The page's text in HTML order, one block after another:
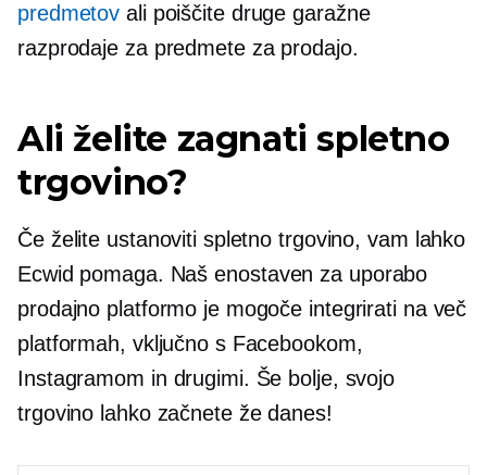
predmetov ali poiščite druge garažne
razprodaje za predmete za prodajo.
Ali želite zagnati spletno
trgovino?
Če želite ustanoviti spletno trgovino, vam lahko
Ecwid pomaga. Našenostaven za uporabo
prodajno platformo je mogoče integrirati na več
platformah, vključno s Facebookom,
Instagramom in drugimi. Še bolje, svojo
trgovino lahko začnete že danes!